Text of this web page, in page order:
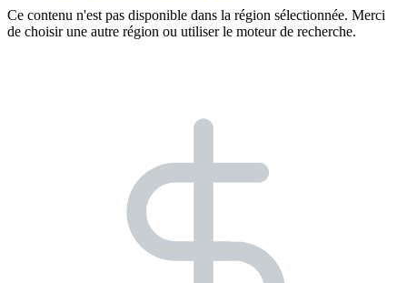
Ce contenu n'est pas disponible dans la région sélectionnée. Merci
de choisir une autre région ou utiliser le moteur de recherche.